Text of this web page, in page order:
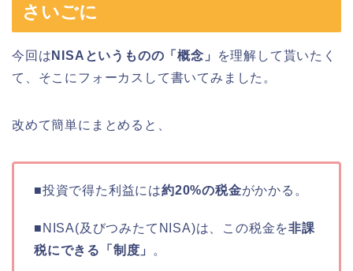
さいごに
今回は NISAというものの「概念」
を理解して貰いたく
て、そこにフォーカスして書いてみました。
改めて簡単にまとめると、
■投資で得た利益には約20%の税金がかかる。
■NISA(及びつみたてNISA)は、この税金を非課
税にできる「制度」
。